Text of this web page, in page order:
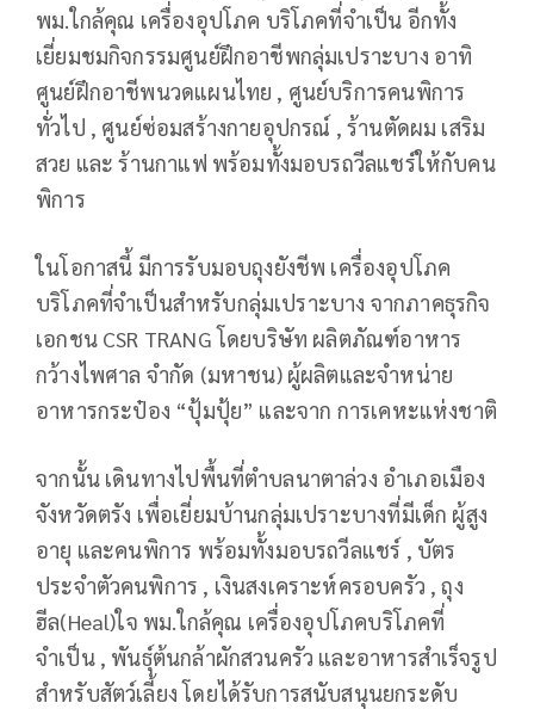
พม.ใกล้คุณ เครื่องอุปโภค บริโภคที่จำเป็น อีกทั้ง
เยี่ยมชมกิจกรรมศูนย์ฝึกอาชีพกลุ่มเปราะบาง อาทิ
ศูนย์ฝึกอาชีพนวดแผนไทย , ศูนย์บริการคนพิการ
ทั่วไป , ศูนย์ซ่อมสร้างกายอุปกรณ์ , ร้านตัดผม เสริม
สวย และ ร้านกาแฟ พร้อมทั้งมอบรถวีลแชร์ให้กับคน
พิการ
ในโอกาสนี้ มีการรับมอบถุงยังชีพ เครื่องอุปโภค
บริโภคที่จำเป็นสำหรับกลุ่มเปราะบาง จากภาคธุรกิจ
เอกชน CSR TRANG โดยบริษัท ผลิตภัณฑ์อาหาร
กว้างไพศาล จำกัด (มหาชน) ผู้ผลิตและจำหน่าย
อาหารกระป๋อง “ปุ้มปุ้ย” และจาก การเคหะแห่งชาติ
จากนั้น เดินทางไปพื้นที่ตำบลนาตาล่วง อำเภอเมือง
จังหวัดตรัง เพื่อเยี่ยมบ้านกลุ่มเปราะบางที่มีเด็ก ผู้สูง
อายุ และคนพิการ พร้อมทั้งมอบรถวีลแชร์ , บัตร
ประจำตัวคนพิการ , เงินสงเคราะห์ครอบครัว , ถุง
ฮีล(Heal)ใจ พม.ใกล้คุณ เครื่องอุปโภคบริโภคที่
จำเป็น , พันธุ์ต้นกล้าผักสวนครัว และอาหารสำเร็จรูป
สำหรับสัตว์เลี้ยง โดยได้รับการสนับสนุนยกระดับ